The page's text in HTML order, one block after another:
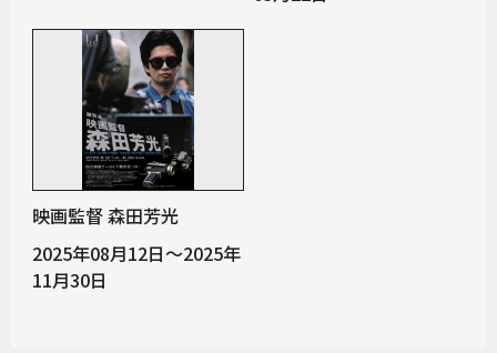
映画監督 森田芳光
2025年08月12日～2025年
11月30日